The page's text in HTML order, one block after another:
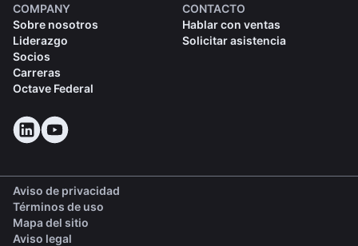
COMPANY
Sobre nosotros
Liderazgo
Socios
Carreras
Octave Federal
CONTACTO
Hablar con ventas
Solicitar asistencia
Aviso de privacidad
Términos de uso
Mapa del sitio
Aviso legal